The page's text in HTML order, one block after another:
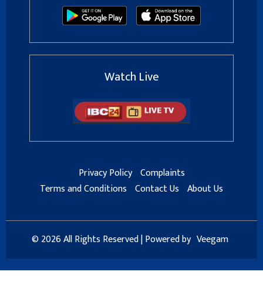
Watch Live
Privacy Policy Complaints
Terms and Conditions Contact Us About Us
© 2026 All Rights Reserved | Powered by Veegam